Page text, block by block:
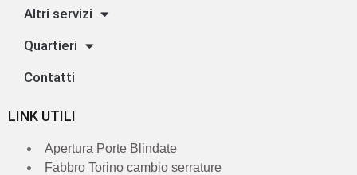
Altri servizi
Quartieri
Contatti
LINK UTILI
Apertura Porte Blindate
Fabbro Torino cambio serrature